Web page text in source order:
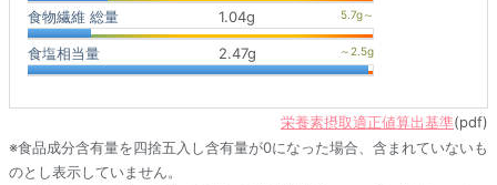
食物繊維 総量 1.04g
食塩相当量 2.47g
栄養素摂取適正値算出基準(pdf)
※食品成分含有量を四捨五入し含有量が0になった場合、含まれていないも
のとし表示していません。